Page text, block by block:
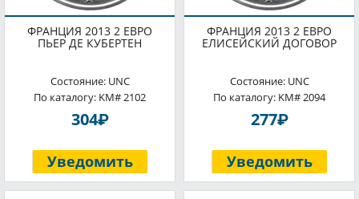
ФРАНЦИЯ 2013 2 ЕВРО
ПЬЕР ДЕ КУБЕРТЕН
Состояние: UNC
По каталогу: KM# 2102
304P
Уведомить
ФРАНЦИЯ 2013 2 ЕВРО
ЕЛИСЕЙСКИЙ ДОГОВОР
Состояние: UNC
По каталогу: KM# 2094
277P
Уведомить